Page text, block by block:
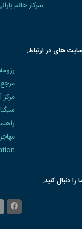
سرکار خانم بارانی
های در ارتباط:
را دنبال کنید: